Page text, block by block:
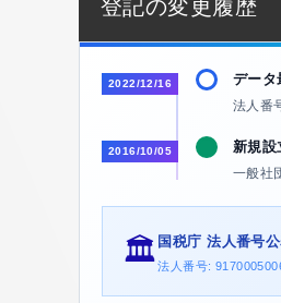
登記の変更履歴
2022/12/16 データ
法人番
2016/10/05 新規設
一般社
🏛️ 国税庁 法人番号
法人番号: